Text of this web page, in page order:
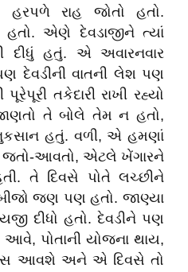
રાહ જોતો હતો.
હતો. એણે દેવડાજીને ત્યાં
દીધું હતું. એ અવારનવાર
દેવડીની વાતની લેશ પણ
તકેદારી રાખી રહ્યો
તે બોલે તેમ ન હતો,
હતું. વળી, એ હમણાં
જતો-આવતો, એટલે ખેંગારને
તે દિવસે પોતે લચ્છીને
જણ પણ હતો. જાણ્યા
દીધો હતો. દેવડીને પણ
આવે, પોતાની યોજના થાય,
આવશે અને એ દિવસે તો